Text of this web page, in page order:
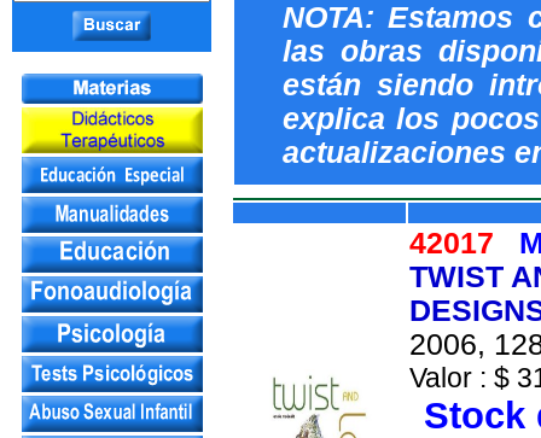
NOTA: Estamos
las obras
están siendo
explica los
actualizaciones
42017
TWIST
2006,
Valor : $
Stock